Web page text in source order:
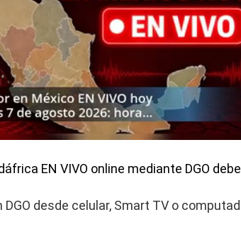
EN VIVO online mediante DGO
desde celular, Smart TV o